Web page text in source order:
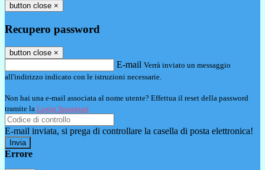
button close ×
Recupero password
button close ×
E-mail Verrà inviato un messaggio
all'indirizzo indicato con le istruzioni necessarie.
Non hai una e-mail associata al nome utente? Effettua il reset della password
tramite la Login Spaggiari
E-mail inviata, si prega di controllare la casella di posta elettronica!
Errore